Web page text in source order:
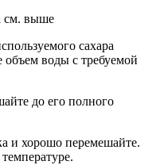
см. выше
сахара
объем воды с требуемой
до его полного
и хорошо перемешайте.